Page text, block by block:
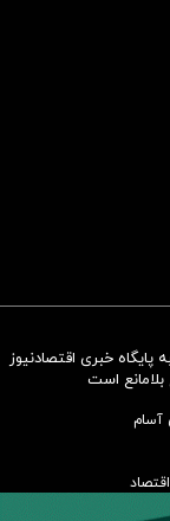
همسنگ با شاخص
خبری اقتصادنیوز
بلامانع است
آسام